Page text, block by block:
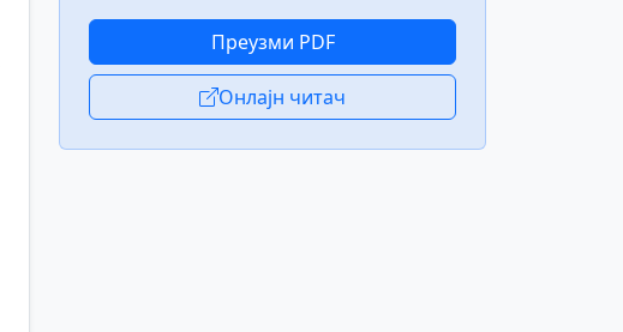
Преузми PDF
Онлајн читач